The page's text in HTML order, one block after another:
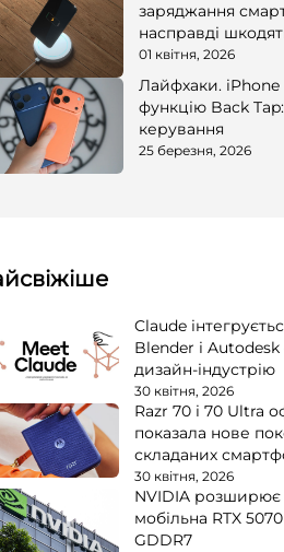
заряджання
насправді
01 квітня, 2026
Лайфхаки.
функцію Back
керування
25 березня, 2026
Claude
Blender і
дизайн-індустрію
30 квітня, 2026
Razr 70 і 70 Ultra
показала нове
складаних
30 квітня, 2026
NVIDIA розширює
мобільна RTX
GDDR7